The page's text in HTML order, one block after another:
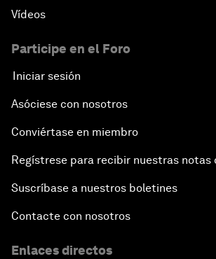
Vídeos
Participe en el Foro
Iniciar sesión
Asóciese con nosotros
Conviértase en miembro
Regístrese para recibir nuestras notas
Suscríbase a nuestros boletines
Contacte con nosotros
Enlaces directos